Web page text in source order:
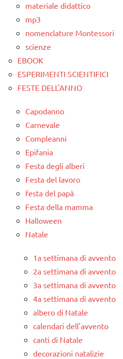
materiale didattico
mp3
nomenclature Montessori
scienze
EBOOK
ESPERIMENTI SCIENTIFICI
FESTE DELL'ANNO
Capodanno
Carnevale
Compleanni
Epifania
Festa degli alberi
Festa del lavoro
festa del papà
Festa della mamma
Halloween
Natale
1a settimana di avvento
2a settimana di avvento
3a settimana di avvento
4a settimana di avvento
albero di Natale
calendari dell'avvento
canti di Natale
decorazioni natalizie